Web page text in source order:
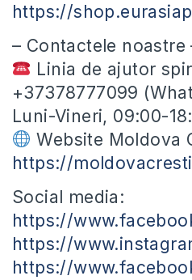
https://
– Contactele noastre
Linia de ajutor
+37378777099
Luni-Vineri, 09:00-
Website Moldova
https://
Social media:
https://
https://
https://